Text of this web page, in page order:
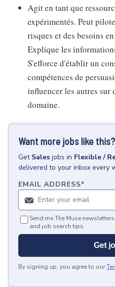
Agit en tant que
expérimentés. Peut
risques et des besoins
Explique les
S'efforce d'établir un
compétences de
influencer les autres sur
domaine.
Want more jobs like this?
Get Sales jobs in Flexible /
delivered to your inbox every
EMAIL ADDRESS*
Send me The Muse
and job search tips.
Get
By signing up, you agree to our